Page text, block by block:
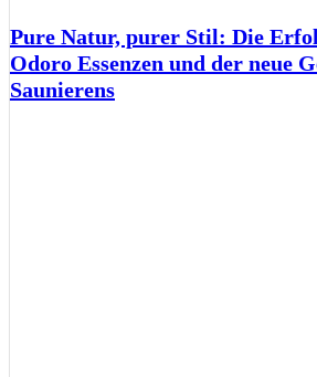
Pure Natur, purer Stil: Die
Odoro Essenzen und der neue
Saunierens